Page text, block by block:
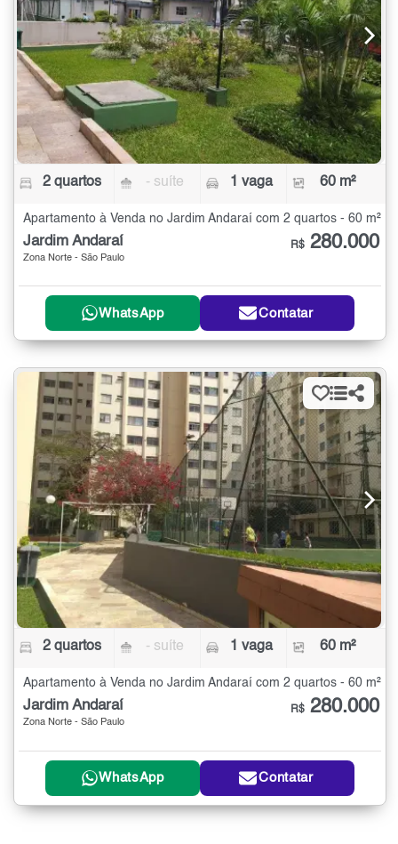
2 quartos - suíte 1 vaga 60 m²
Apartamento à Venda no Jardim Andaraí com 2 quartos - 60 m²
Jardim Andaraí
Zona Norte - São Paulo
R$ 280.000
WhatsApp Contatar
2 quartos - suíte 1 vaga 60 m²
Apartamento à Venda no Jardim Andaraí com 2 quartos - 60 m²
Jardim Andaraí
Zona Norte - São Paulo
R$ 280.000
WhatsApp Contatar